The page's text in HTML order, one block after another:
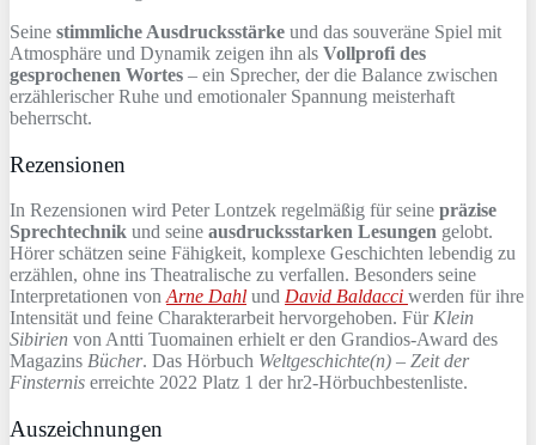
Seine stimmliche Ausdrucksstärke und das souveräne Spiel mit
Atmosphäre und Dynamik zeigen ihn als Vollprofi des
gesprochenen Wortes – ein Sprecher, der die Balance zwischen
erzählerischer Ruhe und emotionaler Spannung meisterhaft
beherrscht.
Rezensionen
In Rezensionen wird Peter Lontzek regelmäßig für seine präzise
Sprechtechnik und seine ausdrucksstarken Lesungen gelobt.
Hörer schätzen seine Fähigkeit, komplexe Geschichten lebendig zu
erzählen, ohne ins Theatralische zu verfallen. Besonders seine
Interpretationen von Arne Dahl und David Baldacci werden für ihre
Intensität und feine Charakterarbeit hervorgehoben. Für Klein
Sibirien von Antti Tuomainen erhielt er den Grandios-Award des
Magazins Bücher. Das Hörbuch Weltgeschichte(n) – Zeit der
Finsternis erreichte 2022 Platz 1 der hr2-Hörbuchbestenliste.
Auszeichnungen